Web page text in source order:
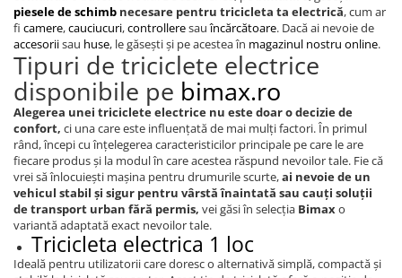
Controller Scuter Electric
Incarcator Scuter Electric
Acceleratie Scuter Electric
Camera Scuter Electric
Roti, Ax
piesele de schimb necesare pentru tricicleta ta electrică, cum ar
fi camere,cauciucuri,controlleresauîncărcătoare. Dacă ai nevoie de
accesoriisau huse, le găsești și pe acestea în magazinul nostru online.
Tipuri de triciclete electrice
disponibile pe bimax.ro
Alegerea unei triciclete electrice nu este doar o decizie de
confort, ci una care este influențată de mai mulți factori. În primul
rând, începi cu înțelegerea caracteristicilor principale pe care le are
fiecare produs și la modul în care acestea răspund nevoilor tale. Fie că
vrei să înlocuiești mașina pentru drumurile scurte,ai nevoie de un
vehicul stabil și sigur pentru vârstă înaintată sau cauți soluții
de transport urban fără permis, vei găsi în selecția Bimaxo
variantă adaptată exact nevoilor tale.
Tricicleta electrica 1 loc
Ideală pentru utilizatorii care doresc o alternativă simplă, compactă și